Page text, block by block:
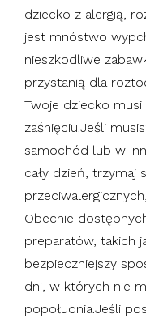
dziecko z alergią,
jest mnóstwo
nieszkodliwe
przystanią dla
Twoje dziecko
zaśnięciu.Jeśli
samochód lub w
cały dzień, trzymaj
Obecnie
preparatów, takich
bezpieczniejszy
dni, w których nie
popołudnia.Jeśli